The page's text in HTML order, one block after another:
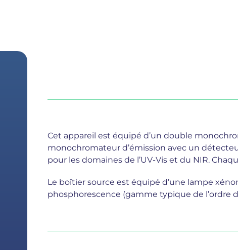
Cet appareil est équipé d’un double
monochromateur d’émission avec un
pour les domaines de l’UV-Vis et du NIR.
Le boîtier source est équipé d’une lampe
phosphorescence (gamme typique de l’ordre